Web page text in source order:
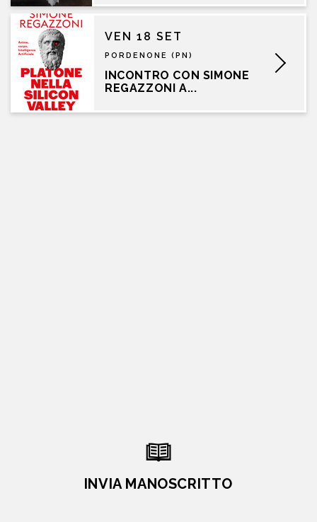
VEN 18 SET
PORDENONE (PN)
INCONTRO CON SIMONE
REGAZZONI A...
INVIA MANOSCRITTO